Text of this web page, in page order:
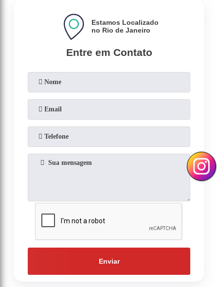
Entre em Contato
Estamos Localizado
no Rio de Janeiro
Enviar